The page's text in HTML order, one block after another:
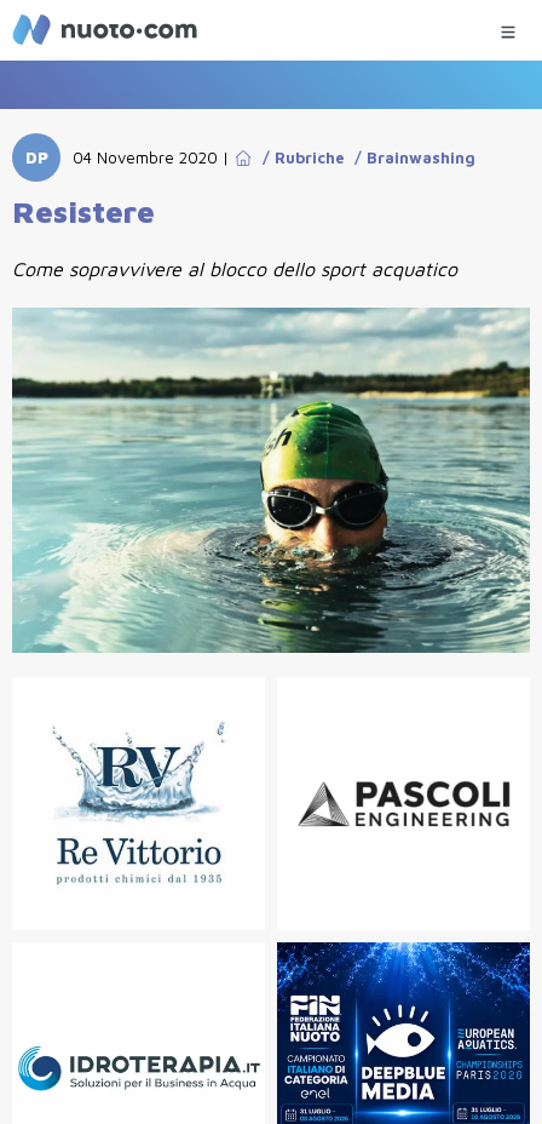
DP 04 Novembre 2020 | / Rubriche / Brainwashing
Resistere
Come sopravvivere al blocco dello sport acquatico